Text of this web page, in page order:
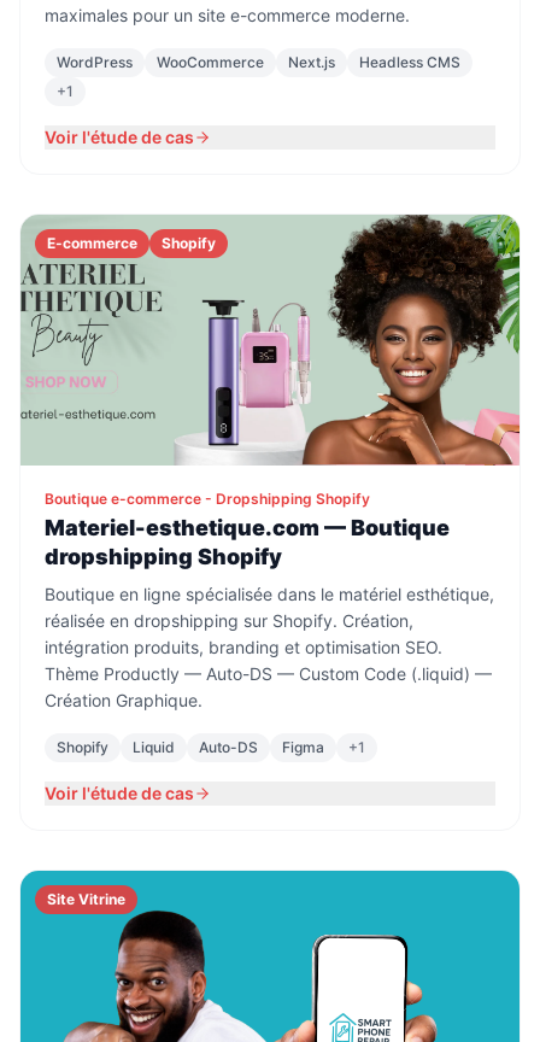
maximales pour un site e-commerce moderne.
WordPress WooCommerce Next.js
Headless CMS
+1
Voir l'étude de cas
E-commerce Shopify
Boutique e-commerce - Dropshipping Shopify
Materiel-esthetique.com — Boutique
dropshipping Shopify
Boutique en ligne spécialisée dans le matériel esthétique,
réalisée en dropshipping sur Shopify. Création,
intégration produits, branding et optimisation SEO.
Thème Productly — Auto-DS — Custom Code (.liquid) —
Création Graphique.
Shopify Liquid Auto-DS Figma +1
Voir l'étude de cas
Site Vitrine